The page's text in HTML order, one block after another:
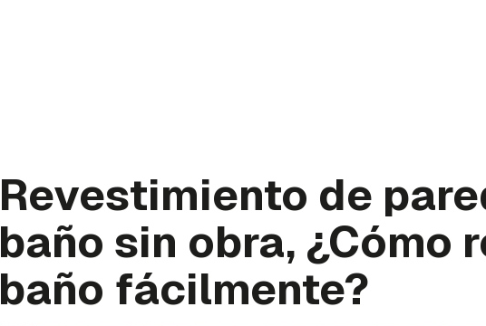
Revestimiento de
baño sin obra, ¿Cómo
baño fácilmente?